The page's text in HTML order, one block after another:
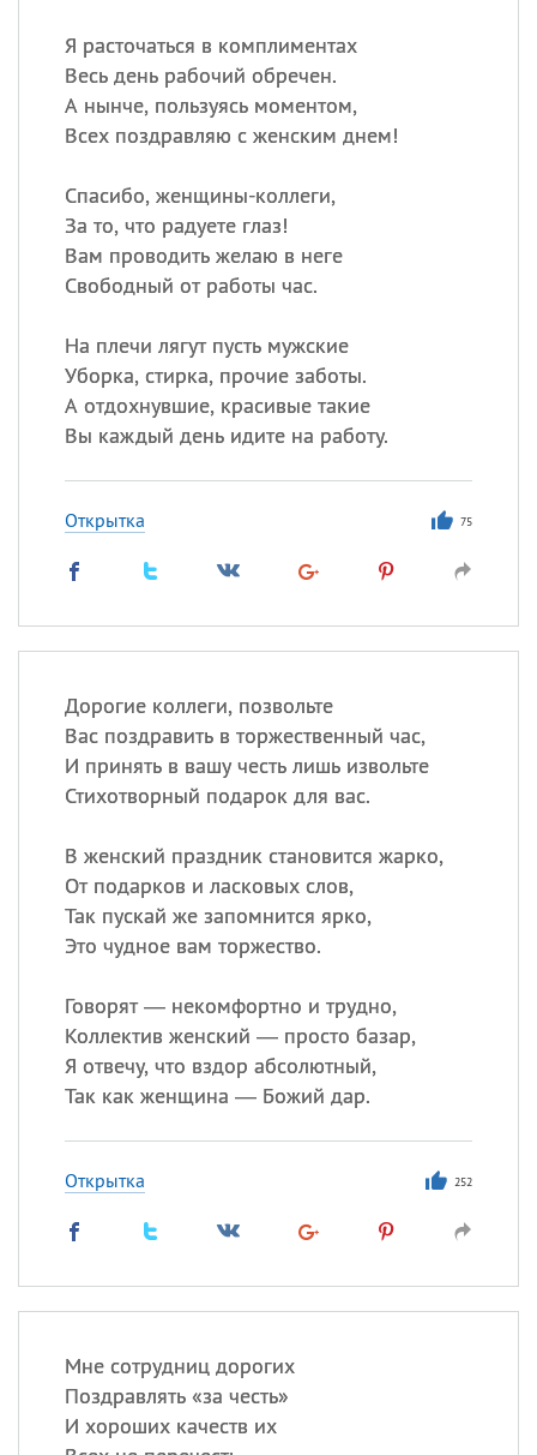
Я расточаться в комплиментах
Весь день рабочий обречен.
А нынче, пользуясь моментом,
Всех поздравляю с женским днем!
Спасибо, женщины-коллеги,
За то, что радуете глаз!
Вам проводить желаю в неге
Свободный от работы час.
На плечи лягут пусть мужские
Уборка, стирка, прочие заботы.
А отдохнувшие, красивые такие
Вы каждый день идите на работу.
Открытка 75
Дорогие коллеги, позвольте
Вас поздравить в торжественный час,
И принять в вашу честь лишь извольте
Стихотворный подарок для вас.
В женский праздник становится жарко,
От подарков и ласковых слов,
Так пускай же запомнится ярко,
Это чудное вам торжество.
Говорят — некомфортно и трудно,
Коллектив женский — просто базар,
Я отвечу, что вздор абсолютный,
Так как женщина — Божий дар.
Открытка 252
Мне сотрудниц дорогих
Поздравлять «за честь»
И хороших качеств их